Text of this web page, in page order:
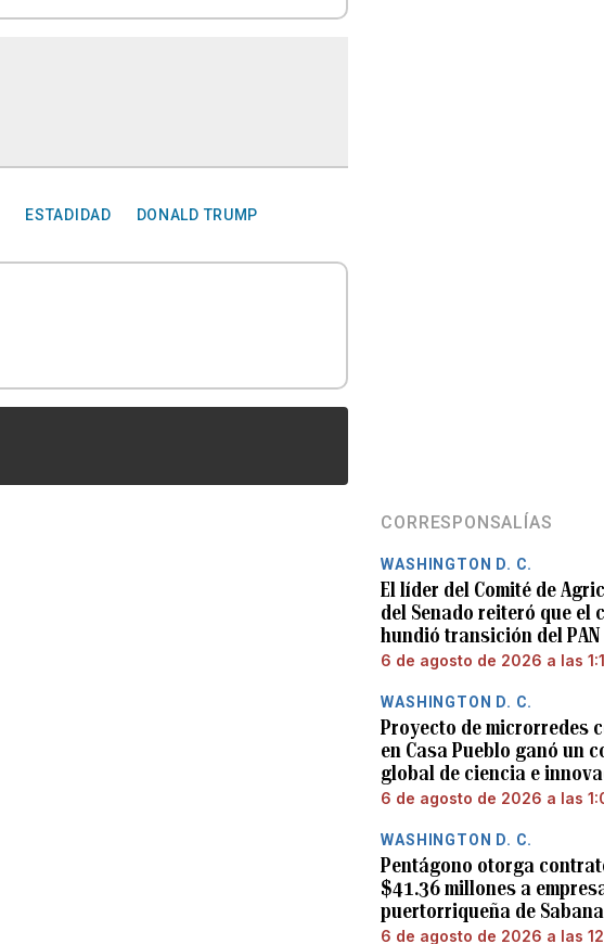
ESTADIDAD
DONALD TRUMP
CORRESPONSALÍAS
WASHINGTON D. C.
El líder del Comité de
del Senado reiteró que el
hundió transición del PAN
6 de agosto de 2026 a las
WASHINGTON D. C.
Proyecto de microrredes
en Casa Pueblo ganó un
global de ciencia e
6 de agosto de 2026 a las
WASHINGTON D. C.
Pentágono otorga
$41.36 millones a
puertorriqueña de
6 de agosto de 2026 a las